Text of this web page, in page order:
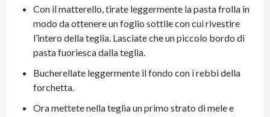
Con il matterello, tirate leggermente la pasta frolla in
modo da ottenere un foglio sottile con cui rivestire
l’intero della teglia. Lasciate che un piccolo bordo di
pasta fuoriesca dalla teglia.
Bucherellate leggermente il fondo con i rebbi della
forchetta.
Ora mettete nella teglia un primo strato di mele e